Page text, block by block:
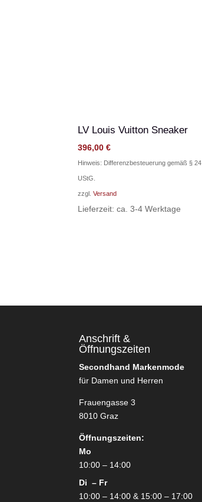
LV Louis Vuitton Sneaker
396,00 €
Hinweis: Differenzbesteuerung gemäß § 24
UStG.
zzgl. Versand
Lieferzeit: ca. 3-4 Werktage
Anschrift &
Öffnungszeiten
Secondhand Markenmode
für Damen und Herren
Frauengasse 3
8010 Graz
Öffnungszeiten:
Mo
10:00 – 14:00
Di – Fr
10:00 – 14:00 & 15:00 – 17:00